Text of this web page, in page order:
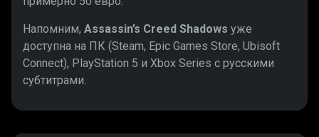
Напомним, Assassin’s Creed Shadows уже
доступна на ПК (Steam, Epic Games Store, Ubisoft
Connect), PlayStation 5 и Xbox Series с русскими
субтитрами.